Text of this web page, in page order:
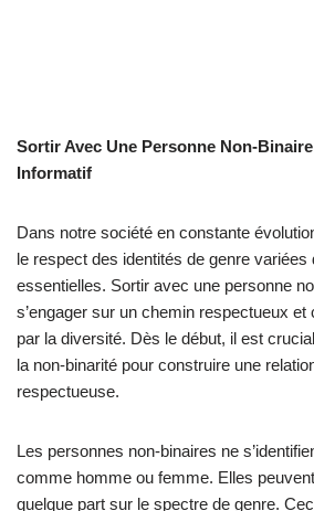
Sortir Avec Une Personne Non-
Informatif
Dans notre société en constante
le respect des identités de genre variées
essentielles. Sortir avec une personne
s’engager sur un chemin respectueux
par la diversité. Dès le début, il est
la non-binarité pour construire une
respectueuse.
Les personnes non-binaires ne
comme homme ou femme. Elles
quelque part sur le spectre de genre.